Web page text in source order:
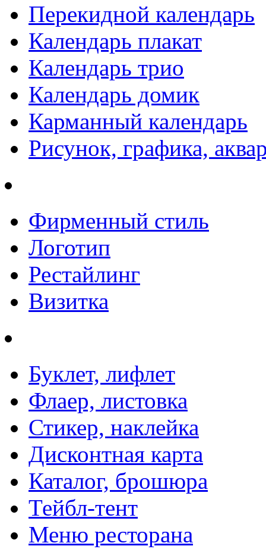
Перекидной календарь
Календарь плакат
Календарь трио
Календарь домик
Карманный календарь
Рисунок, графика,
Фирменный стиль
Логотип
Рестайлинг
Визитка
Буклет, лифлет
Флаер, листовка
Стикер, наклейка
Дисконтная карта
Каталог, брошюра
Тейбл-тент
Меню ресторана